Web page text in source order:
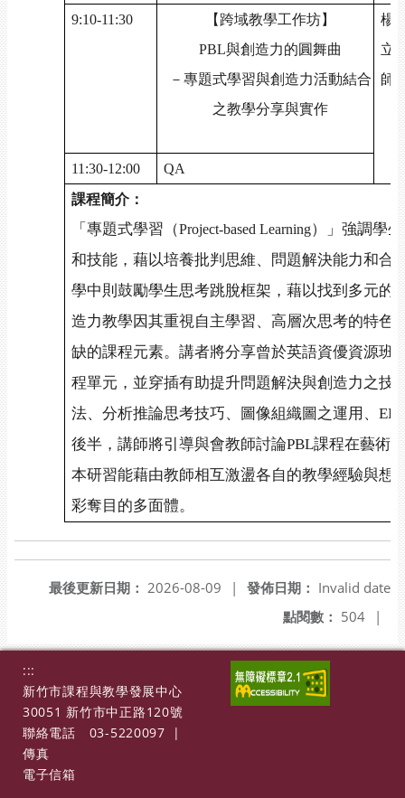
9:10-11:30
【跨域教學工作坊】
PBL與創造力的圓舞曲
－專題式學習與創造力活動結合
之教學分享與實作
楊
立
師
11:30-12:00
QA
課程簡介：
「專題式學習（Project-based Learning）」強調學
和技能，藉以培養批判思維、問題解決能力和合
學中則鼓勵學生思考跳脫框架，藉以找到多元的
造力教學因其重視自主學習、高層次思考的特色
缺的課程元素。講者將分享曾於英語資優資源班
程單元，並穿插有助提升問題解決與創造力之技
法、分析推論思考技巧、圖像組織圖之運用、
後半，講師將引導與會教師討論PBL課程在藝術
本研習能藉由教師相互激盪各自的教學經驗與想
彩奪目的多面體。
發佈日期： Invalid date
最後更新日期： 2026-08-09
|
點閱數： 504 |
:::
新竹市課程與教學發展中心
30051 新竹市中正路120號
聯絡電話
03-5220097
|
傳真
電子信箱